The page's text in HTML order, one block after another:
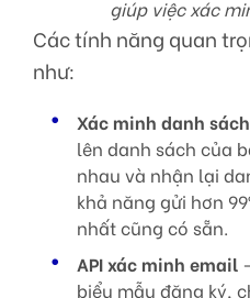
giúp việc xác
Các tính năng quan
như:
Xác minh danh
lên danh sách của
nhau và nhận lại
khả năng gửi hơn
nhất cũng có sẵn.
API xác minh email
biểu mẫu đăng ký,